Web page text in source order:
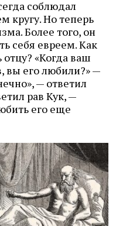
соблюдал
кругу. Но теперь
Более того, он
себя евреем. Как
отцу? «Когда ваш
вы его любили?» —
— ответил
рав Кук, —
его еще